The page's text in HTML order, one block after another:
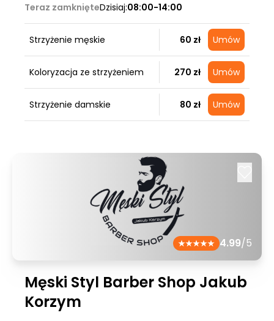
Teraz zamknięteDzisiaj:08:00-14:00
Strzyżenie męskie 60 zł Umów
Koloryzacja ze strzyżeniem 270 zł Umów
Strzyżenie damskie 80 zł Umów
4.99/5
Męski Styl Barber Shop Jakub
Korzym